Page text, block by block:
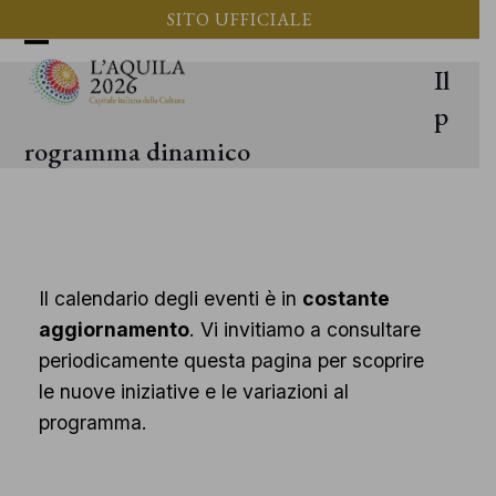
al
contenuto
SITO UFFICIALE
Apri
menu
Chiudi
menu
Il
p
rogramma dinamico
Il calendario degli eventi è in costante
aggiornamento. Vi invitiamo a consultare
periodicamente questa pagina per scoprire
le nuove iniziative e le variazioni al
programma.